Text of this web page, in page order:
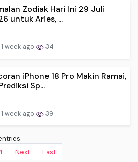
Zodiak Hari Ini 29 Juli
untuk Aries, ...
1 week ago 34
iPhone 18 Pro Makin Ramai,
Sp...
1 week ago 39
Next Last